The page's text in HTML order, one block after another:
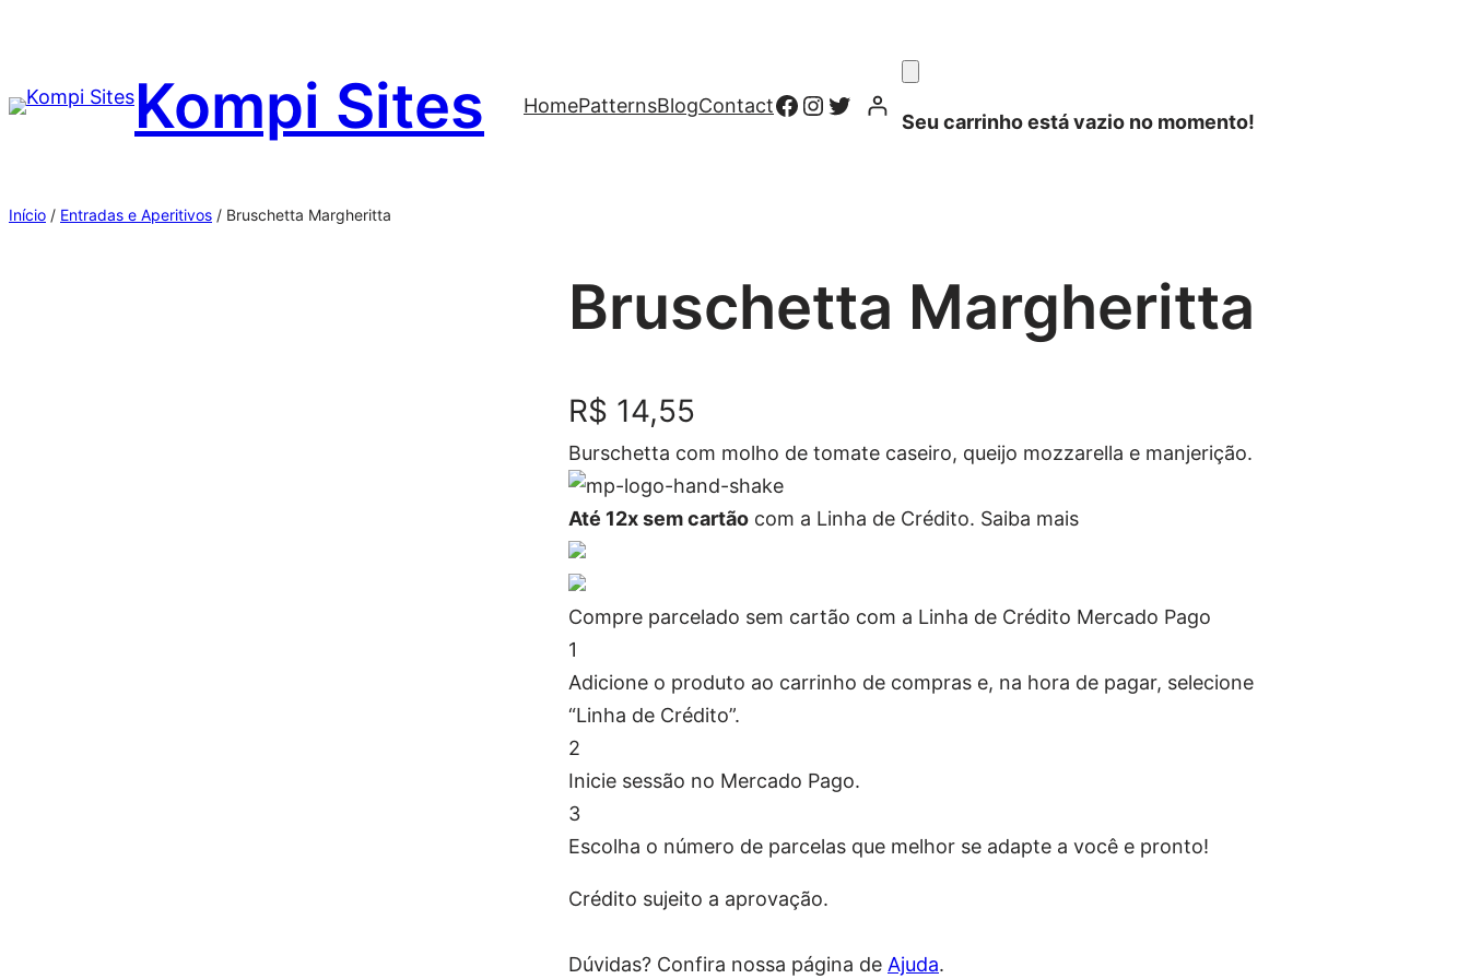
conteúdo
Kompi Sites HomePatternsBlogContactFacebook
Instagram
Twitter
Seu carrinho está vazio no momento!
Início / Entradas e Aperitivos / Bruschetta Margheritta
Bruschetta Margheritta
R$ 14,55
Burschetta com molho de tomate caseiro, queijo mozzarella e manjerição.
Até 12x sem cartão com a Linha de Crédito. Saiba mais
Compre parcelado sem cartão com a Linha de Crédito Mercado Pago
1
Adicione o produto ao carrinho de compras e, na hora de pagar, selecione
“Linha de Crédito”.
2
Inicie sessão no Mercado Pago.
3
Escolha o número de parcelas que melhor se adapte a você e pronto!
Crédito sujeito a aprovação.
Dúvidas? Confira nossa página de Ajuda.